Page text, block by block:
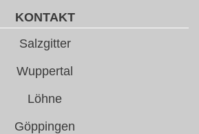
KONTAKT
Salzgitter
Wuppertal
Löhne
Göppingen